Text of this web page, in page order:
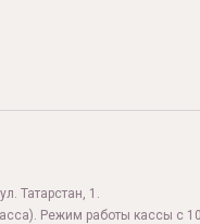
Татарстан, 1.
Режим работы кассы с